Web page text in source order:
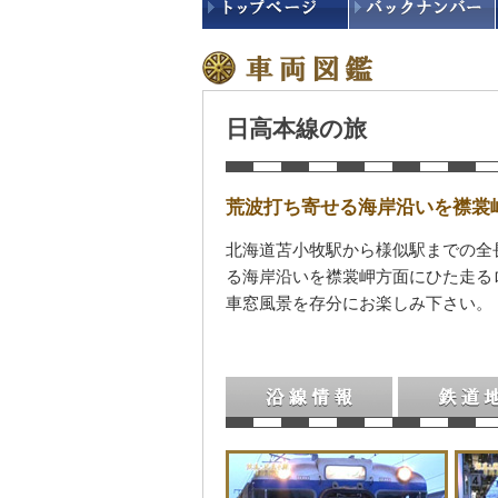
日高本線の旅
荒波打ち寄せる海岸沿いを襟裳
北海道苫小牧駅から様似駅までの
る海岸沿いを襟裳岬方面にひた走
車窓風景を存分にお楽しみ下さい。
沿線情報 鉄道地図